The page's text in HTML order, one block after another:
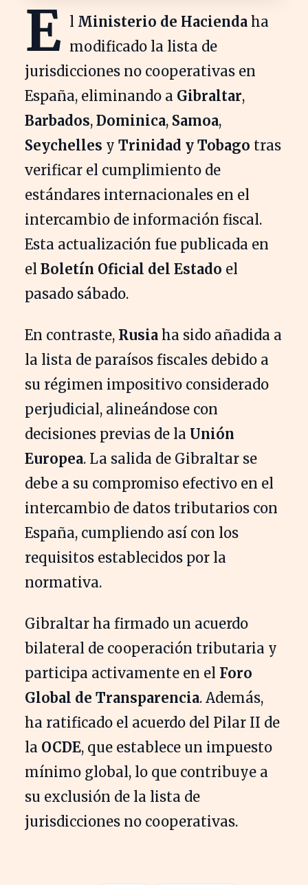
E l Ministerio de Hacienda ha
modificado la lista de
jurisdicciones no cooperativas en
España, eliminando a Gibraltar,
Barbados, Dominica, Samoa,
Seychelles y Trinidad y Tobago tras
verificar el cumplimiento de
estándares internacionales en el
intercambio de información fiscal.
Esta actualización fue publicada en
el Boletín Oficial del Estado el
pasado sábado.
En contraste, Rusia ha sido añadida a
la lista de paraísos fiscales debido a
su régimen impositivo considerado
perjudicial, alineándose con
decisiones previas de la Unión
Europea. La salida de Gibraltar se
debe a su compromiso efectivo en el
intercambio de datos tributarios con
España, cumpliendo así con los
requisitos establecidos por la
normativa.
Gibraltar ha firmado un acuerdo
bilateral de cooperación tributaria y
participa activamente en el Foro
Global de Transparencia. Además,
ha ratificado el acuerdo del Pilar II de
la OCDE, que establece un impuesto
mínimo global, lo que contribuye a
su exclusión de la lista de
jurisdicciones no cooperativas.